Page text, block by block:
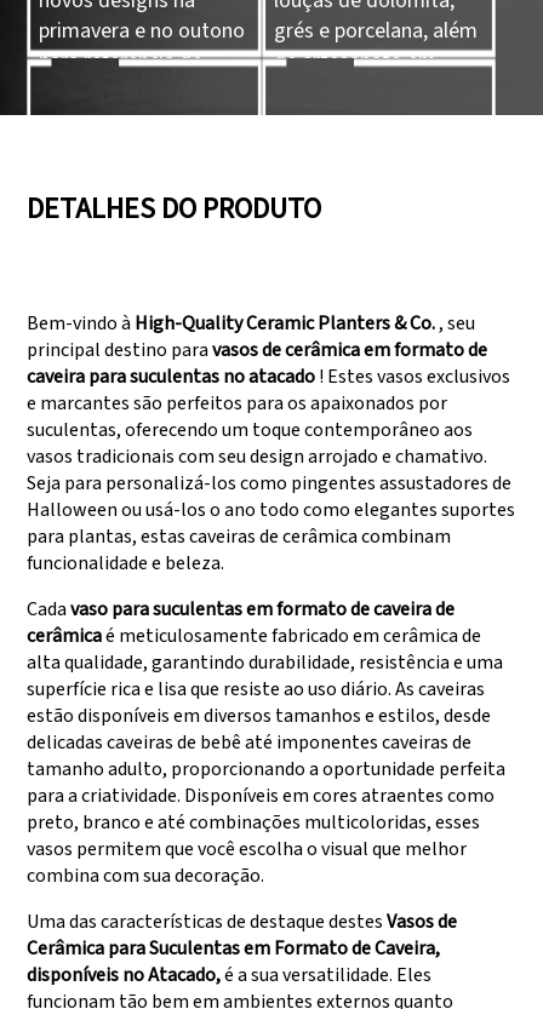
primavera e no outono
para referência de
grés e porcelana, além
de artesanato em
atender a grandes
demandas de
produção.
SEDEX, FCCA
(Walmart), FAMA
(Disney), UNIVERSAL,
TARGET
DETALHES DO PRODUTO
Bem-vindo à High-Quality Ceramic Planters & Co., seu
principal destino paravasos de cerâmica em formato de
caveira para suculentas no atacado! Estes vasos exclusivos
e marcantes são perfeitos para os apaixonados por
suculentas, oferecendo um toque contemporâneo aos
vasos tradicionais com seu design arrojado e chamativo.
Seja para personalizá-los como pingentes assustadores de
Halloween ou usá-los o ano todo como elegantes suportes
para plantas, estas caveiras de cerâmica combinam
funcionalidade e beleza.
Cadavaso para suculentas em formato de caveira de
cerâmicaé meticulosamente fabricado em cerâmica de
alta qualidade, garantindo durabilidade, resistência e uma
superfície rica e lisa que resiste ao uso diário. As caveiras
estão disponíveis em diversos tamanhos e estilos, desde
delicadas caveiras de bebê até imponentes caveiras de
tamanho adulto, proporcionando a oportunidade perfeita
para a criatividade. Disponíveis em cores atraentes como
preto, branco e até combinações multicoloridas, esses
vasos permitem que você escolha o visual que melhor
combina com sua decoração.
Uma das características de destaque destesVasos de
Cerâmica para Suculentas em Formato de Caveira,
disponíveis no Atacado,é a sua versatilidade. Eles
funcionam tão bem em ambientes externos quanto